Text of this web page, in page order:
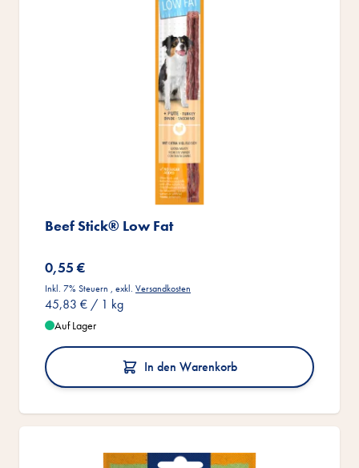
Beef Stick® Low Fat
0,55 €
Inkl. 7% Steuern , exkl. Versandkosten
45,83 € / 1 kg
Auf Lager
In den Warenkorb